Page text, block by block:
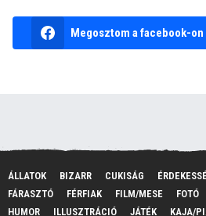
Megosztom a facebook-on
ÁLLATOK BIZARR CUKISÁG
FÁRASZTÓ
FÉRFIAK FILM/MESE FOTÓ
HUMOR
ILLUSZTRÁCIÓ JÁTÉK KAJA/